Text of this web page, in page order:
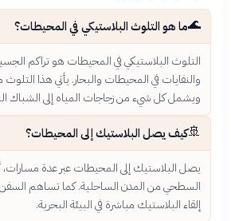
🌊ما هو التلوث البلاستيكي في المحيطات؟
التلوث البلاستيكي في المحيطات هو تراكم
والنفايات في المحيطات والبحار. يأتي هذا
ويشمل كل شيء من زجاجات المياه إلى الشباك
🚢كيف يصل البلاستيك إلى المحيطات؟
يصل البلاستيك إلى المحيطات عبر عدة مسارات،
السطحي من المدن الساحلية. كما تساهم
إلقاء البلاستيك مباشرة في البيئة البحرية.